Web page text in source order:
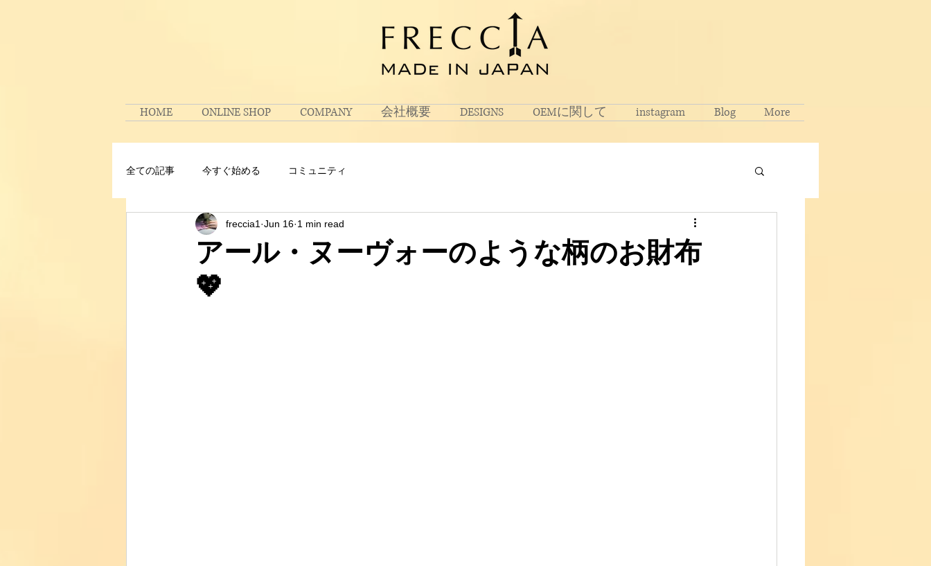
HOME ONLINE SHOP COMPANY 会社概要 DESIGNS OEMに関して instagram Blog More
全ての記事 今すぐ始める コミュニティ
アール・ヌーヴォーのような柄のお財布
💖
freccia1 Jun 16 1 min read